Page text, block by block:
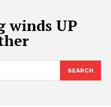
winds UP
SEARCH